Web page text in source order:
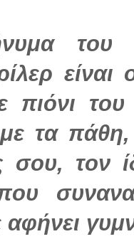
του
πιόνι
με τα
σου, τον